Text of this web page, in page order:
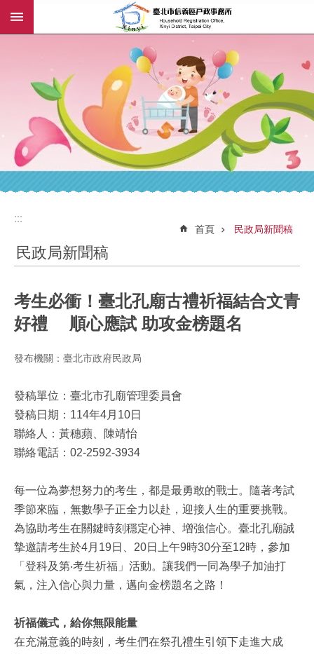
跳到主要內容區塊
:::
:::
首頁 民政局新聞稿
民政局新聞稿
考生必衝！臺北孔廟古禮祈福結合文青
好禮 順心應試 助攻金榜題名
發布機關：臺北市政府民政局
發稿單位：臺北市孔廟管理委員會
發稿日期：114年4月10日
聯絡人：黃穗蘋、陳靖怡
聯絡電話：02-2592-3934
每一位為夢想努力的考生，都是最勇敢的戰士。隨著考試
季節來臨，無數學子正全力以赴，迎接人生的重要挑戰。
為協助考生在關鍵時刻穩定心神、增強信心。臺北孔廟誠
摯邀請考生於4月19日、20日上午9時30分至12時，參加
「登科及第‧考生祈福」活動。讓我們一同為學子加油打
氣，注入信心與力量，邁向金榜題名之路！
祈福儀式，給你無限能量
在充滿意義的時刻，考生們在祭孔禮生引領下走進大成